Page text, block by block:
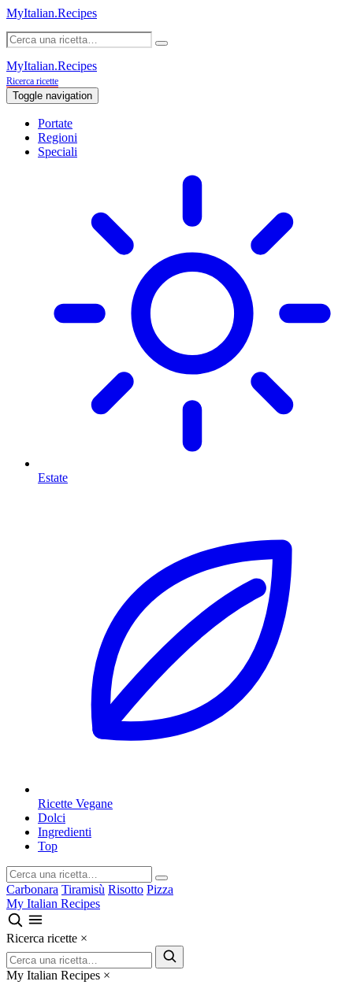
MyItalian.Recipes
MyItalian.Recipes
Ricerca ricette
Toggle navigation
Portate
Regioni
Speciali
Estate
Ricette Vegane
Dolci
Ingredienti
Top
Carbonara Tiramisù Risotto Pizza
My Italian Recipes
Ricerca ricette ×
My Italian Recipes ×